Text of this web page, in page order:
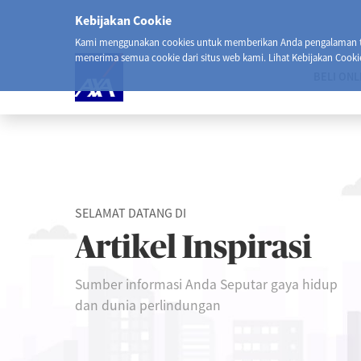
Kebijakan Cookie
Kami menggunakan cookies untuk memberikan Anda
menerima semua cookie dari situs web kami. Lihat Kebijakan
SELAMAT DATANG DI
Artikel Inspirasi
Sumber informasi Anda Seputar gaya hidup
dan dunia perlindungan